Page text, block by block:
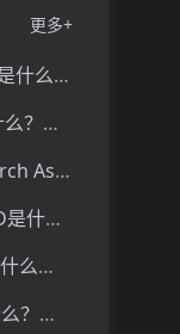
更多+
CHANGER是什么？一文让你看懂CHANGER的技术原理、主要功能、应用场景
Kiroku是什么？一文让你看懂Kiroku的技术原理、主要功能、应用场景
Vision Search Assistant是什么？一文让你看懂Vision Search Assistant的技术原理、主要功能、应用场景
MVDrag3D是什么？一文让你看懂MVDrag3D的技术原理、主要功能、应用场景
Chonkie是什么？一文让你看懂Chonkie的技术原理、主要功能、应用场景
MSQA是什么？一文让你看懂MSQA的技术原理、主要功能、应用场景